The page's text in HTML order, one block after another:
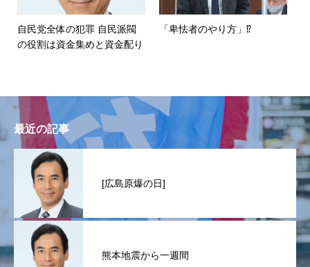
自民党全体の犯罪 自民派閥
の役割は資金集めと資金配り
「卑怯者のやり方」⁉︎
最近の記事
[広島原爆の日]
熊本地震から一週間